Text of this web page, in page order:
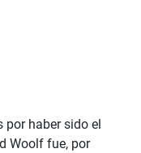
haber sido el
Woolf fue, por